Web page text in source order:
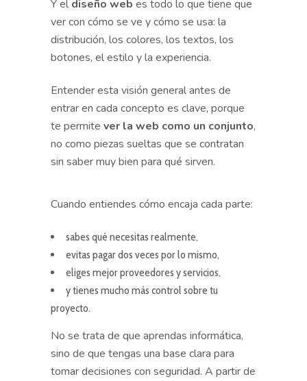
Y el diseño web es todo lo que tiene que
ver con cómo se ve y cómo se usa: la
distribución, los colores, los textos, los
botones, el estilo y la experiencia.
Entender esta visión general antes de
entrar en cada concepto es clave, porque
te permite ver la web como un conjunto,
no como piezas sueltas que se contratan
sin saber muy bien para qué sirven.
Cuando entiendes cómo encaja cada parte:
sabes qué necesitas realmente,
evitas pagar dos veces por lo mismo,
eliges mejor proveedores y servicios,
y tienes mucho más control sobre tu
proyecto.
No se trata de que aprendas informática,
sino de que tengas una base clara para
tomar decisiones con seguridad. A partir de